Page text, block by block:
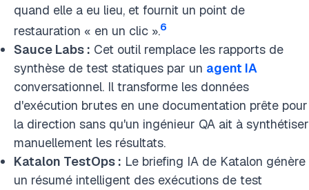
quand elle a eu lieu, et fournit un point de
restauration « en un clic ».6
Sauce Labs : Cet outil remplace les rapports de
synthèse de test statiques par un agent IA
conversationnel. Il transforme les données
d'exécution brutes en une documentation prête pour
la direction sans qu'un ingénieur QA ait à synthétiser
manuellement les résultats.
Katalon TestOps : Le briefing IA de Katalon génère
un résumé intelligent des exécutions de test